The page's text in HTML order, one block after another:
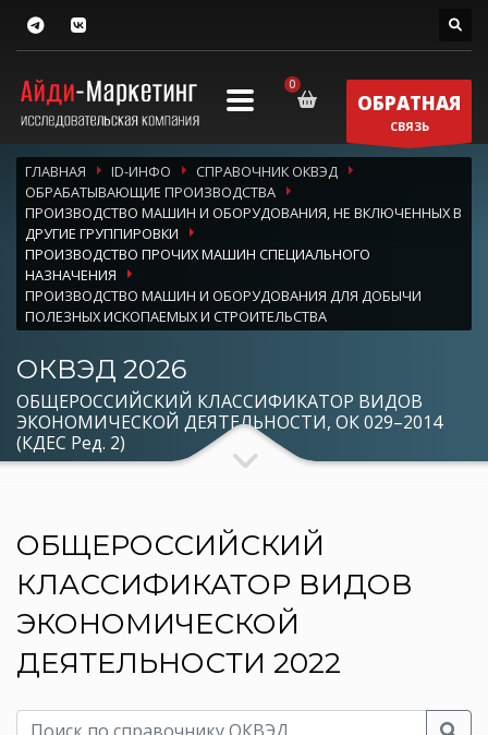
ОБРАТНАЯ
СВЯЗЬ
ГЛАВНАЯ ID-ИНФО
СПРАВОЧНИК ОКВЭД
ОБРАБАТЫВАЮЩИЕ ПРОИЗВОДСТВА
ПРОИЗВОДСТВО МАШИН И ОБОРУДОВАНИЯ, НЕ ВКЛЮЧЕННЫХ В
ДРУГИЕ ГРУППИРОВКИ
ПРОИЗВОДСТВО ПРОЧИХ МАШИН СПЕЦИАЛЬНОГО
НАЗНАЧЕНИЯ
ПРОИЗВОДСТВО МАШИН И ОБОРУДОВАНИЯ ДЛЯ ДОБЫЧИ
ПОЛЕЗНЫХ ИСКОПАЕМЫХ И СТРОИТЕЛЬСТВА
ОКВЭД 2026
ОБЩЕРОССИЙСКИЙ КЛАССИФИКАТОР ВИДОВ
ЭКОНОМИЧЕСКОЙ ДЕЯТЕЛЬНОСТИ, ОК 029–2014
(КДЕС Ред. 2)
ОБЩЕРОССИЙСКИЙ
КЛАССИФИКАТОР ВИДОВ
ЭКОНОМИЧЕСКОЙ
ДЕЯТЕЛЬНОСТИ 2022